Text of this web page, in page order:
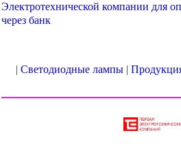
Электротехнической компании для
через банк
| Светодиодные лампы|